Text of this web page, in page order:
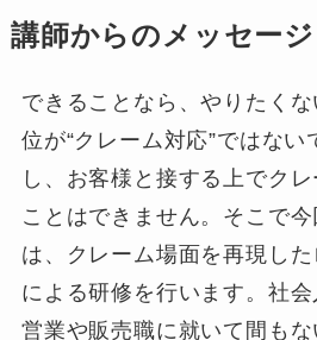
講師からのメッセージ
できることなら、やりたく
位が“クレーム対応”ではな
し、お客様と接する上でク
ことはできません。そこで
は、クレーム場面を再現し
による研修を行います。社会
営業や販売職に就いて間も